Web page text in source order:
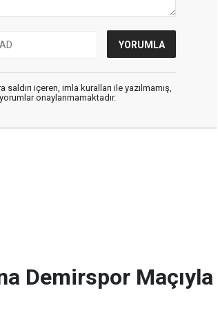
içeren, imla kuralları ile yazılmamış,
onaylanmamaktadır.
Demirspor Maçıyla